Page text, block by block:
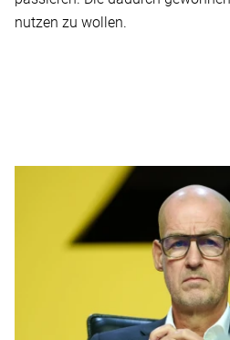
nutzen zu wollen.